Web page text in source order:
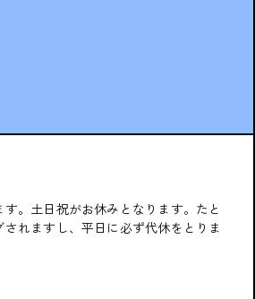
。土日祝がお休みとなります。たと
れますし、平日に必ず代休をとりま